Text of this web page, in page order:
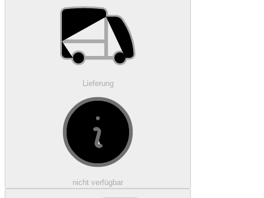
Lieferung
nicht verfügbar